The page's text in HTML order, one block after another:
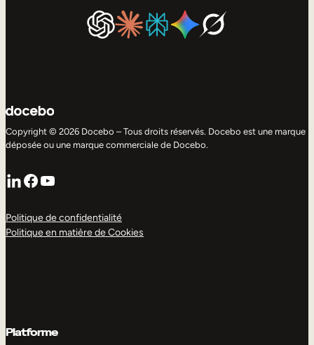
Copyright © 2026 Docebo – Tous droits réservés. Docebo est une marque
déposée ou une marque commerciale de Docebo.
LinkedIn
Facebook
YouTube
Politique de confidentialité
Politique en matière de Cookies
Platforme